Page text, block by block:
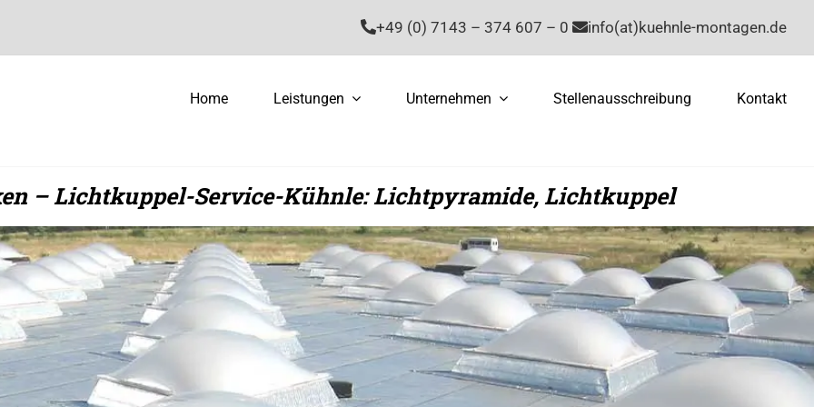
+49 (0) 7143 – 374 607 – 0 info(at)kuehnle-montagen.de
Home Leistungen Unternehmen Stellenausschreibung Kontakt
– Lichtkuppel-Service-Kühnle: Lichtpyramide, Lichtkuppel